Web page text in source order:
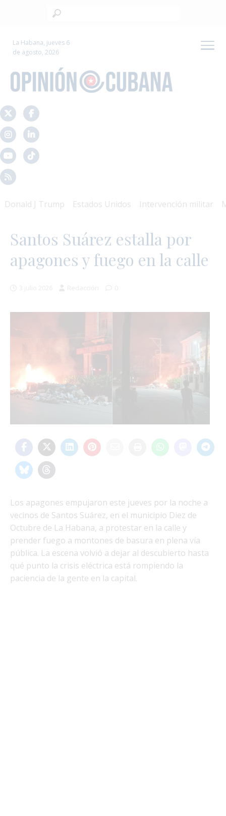
La Habana, jueves 6
de agosto, 2026
J Trump Estados Unidos Intervención militar Mal
Santos Suárez estalla por
apagones y fuego en la calle
Los apagones empujaron este jueves por la noche a
vecinos de Santos Suárez, en el municipio Diez de
Octubre de La Habana, a protestar en la calle y
prender fuego a montones de basura en plena vía
pública. La escena volvió a dejar al descubierto hasta
qué punto la crisis eléctrica está rompiendo la
paciencia de la gente en la capital.